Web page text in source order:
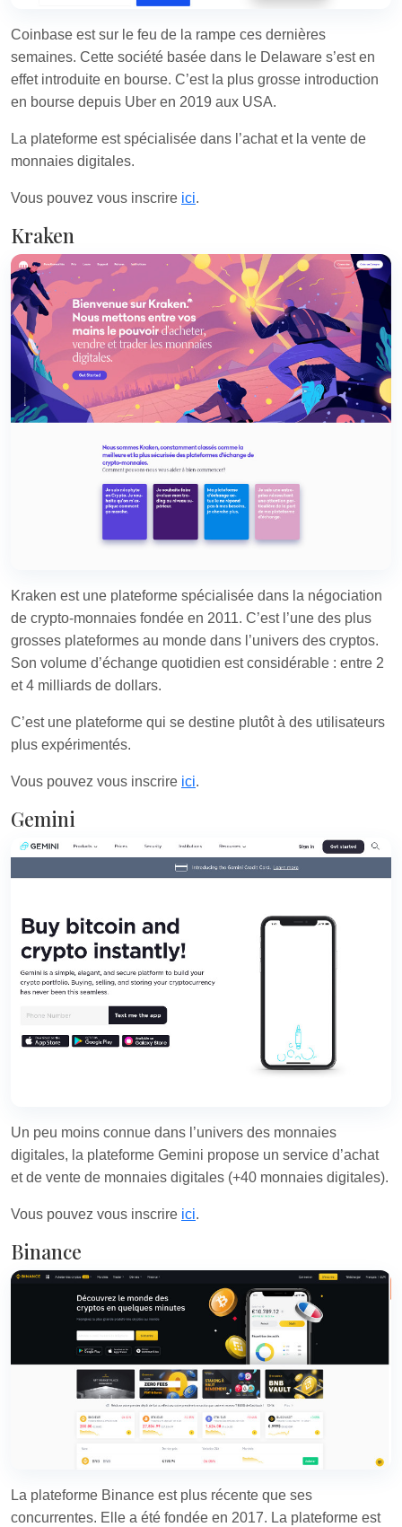
Coinbase est sur le feu de la rampe ces dernières
semaines. Cette société basée dans le Delaware s’est en
effet introduite en bourse. C’est la plus grosse introduction
en bourse depuis Uber en 2019 aux USA.
La plateforme est spécialisée dans l’achat et la vente de
monnaies digitales.
Vous pouvez vous inscrire ici.
Kraken
Kraken est une plateforme spécialisée dans la négociation
de crypto-monnaies fondée en 2011. C’est l’une des plus
grosses plateformes au monde dans l’univers des cryptos.
Son volume d’échange quotidien est considérable : entre 2
et 4 milliards de dollars.
C’est une plateforme qui se destine plutôt à des utilisateurs
plus expérimentés.
Vous pouvez vous inscrire ici.
Gemini
Un peu moins connue dans l’univers des monnaies
digitales, la plateforme Gemini propose un service d’achat
et de vente de monnaies digitales (+40 monnaies digitales).
Vous pouvez vous inscrire ici.
Binance
La plateforme Binance est plus récente que ses
concurrentes. Elle a été fondée en 2017. La plateforme est